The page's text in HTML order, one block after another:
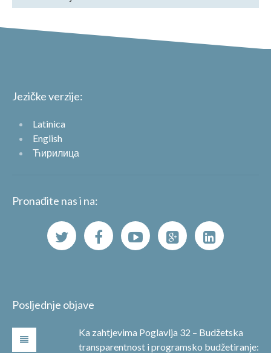
Jezičke verzije:
Latinica
English
Ћирилица
Pronađite nas i na:
Posljednje objave
Ka zahtjevima Poglavlja 32 – Budžetska
transparentnost i programsko budžetiranje: